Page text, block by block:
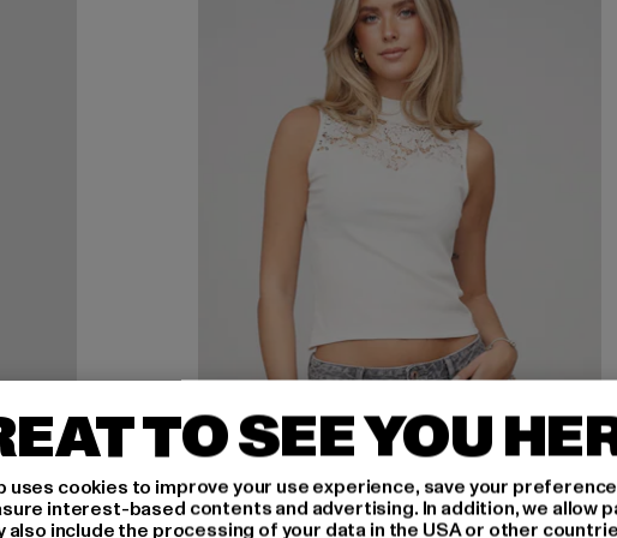
TO SEE YOU
uses cookies to improve your use experience, save your
interest-based contents and advertising. In addition, we allow
also include the processing of your data in the USA or other